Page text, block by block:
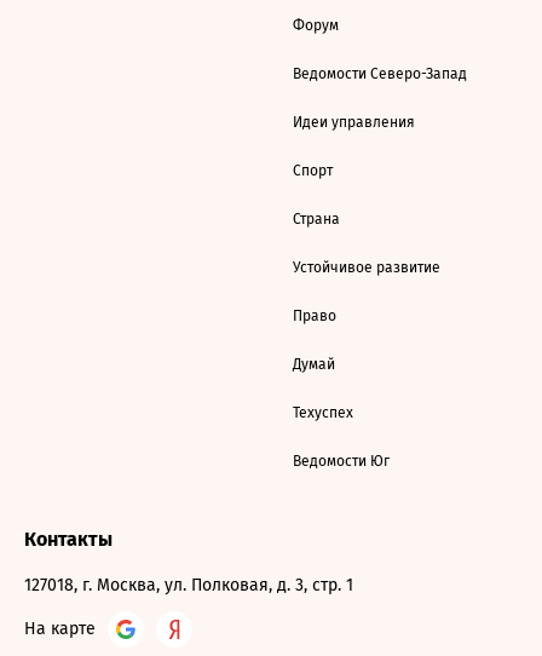
Форум
Ведомости Северо-Запад
Идеи управления
Спорт
Страна
Устойчивое развитие
Право
Думай
Техуспех
Ведомости Юг
Контакты
127018, г. Москва, ул. Полковая, д. 3, стр. 1
На карте